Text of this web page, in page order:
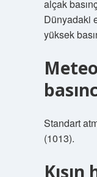
alçak
Dünyadaki
yüksek
Standart
(1013).